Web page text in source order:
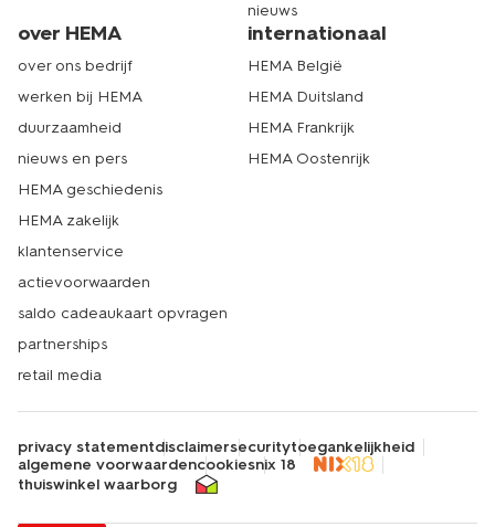
nieuws
over HEMA
over ons bedrijf
werken bij HEMA
duurzaamheid
nieuws en pers
HEMA geschiedenis
HEMA zakelijk
klantenservice
actievoorwaarden
saldo cadeaukaart opvragen
partnerships
retail media
internationaal
HEMA België
HEMA Duitsland
HEMA Frankrijk
HEMA Oostenrijk
privacy statementdisclaimersecuritytoegankelijkheid
algemene voorwaardencookiesnix 18
thuiswinkel waarborg